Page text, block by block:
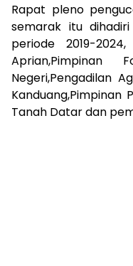
Rapat pleno
semarak itu
periode 2019-
Aprian,Pimpinan
Negeri,Pengadilan
Kanduang,Pimpinan
Tanah Datar dan